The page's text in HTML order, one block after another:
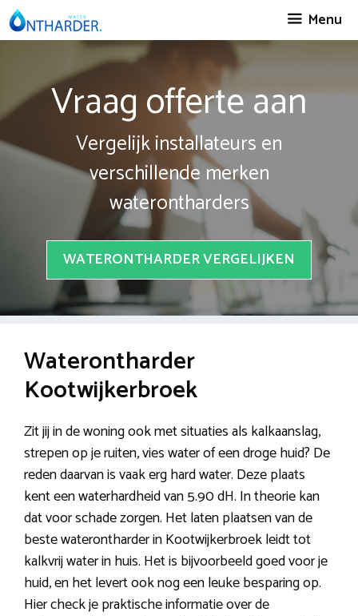
Spring
naar
Menu
Vraag offerte aan
Vergelijk installateurs en
verschillende merken
waterontharders
WATERONTHARDER VERGELIJKEN
Waterontharder
Kootwijkerbroek
Zit jij in de woning ook met situaties als kalkaanslag,
strepen op je ruiten, vies water of een droge huid? De
reden daarvan is vaak erg hard water. Deze plaats
kent een waterhardheid van 5.90 dH. In theorie kan
dat voor schade zorgen. Het laten plaatsen van de
beste waterontharder in Kootwijkerbroek leidt tot
kalkvrij water in huis. Het is bijvoorbeeld goed voor je
huid, en het levert ook nog een leuke besparing op.
Hier check je praktische informatie over de